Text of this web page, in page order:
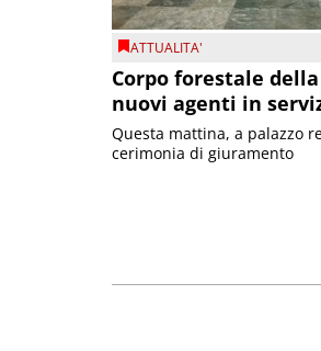
ATTUALITA'
Corpo forestale della
nuovi agenti in
Questa mattina, a palazzo
cerimonia di giuramento